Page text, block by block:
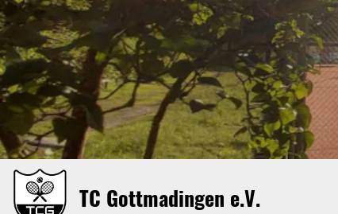
TC Gottmadingen e.V.